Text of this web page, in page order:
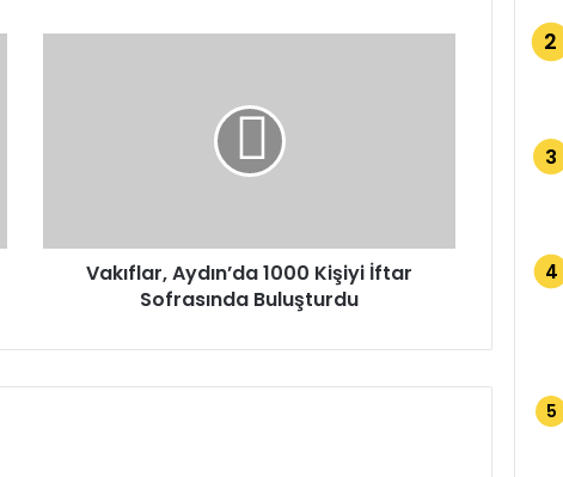
Vakıflar, Aydın’da 1000 Kişiyi İftar
Sofrasında Buluşturdu